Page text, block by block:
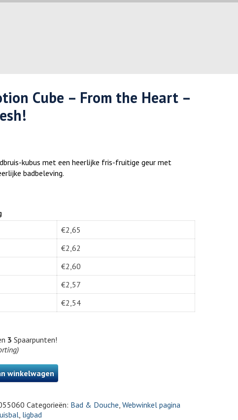
Cube – From the Heart –
kubus met een heerlijke fris-fruitige geur met
badbeleving.
€2,65
€2,62
€2,60
€2,57
€2,54
3 Spaarpunten!
winkelwagen
Categorieën: Bad & Douche, Webwinkel pagina
, ligbad